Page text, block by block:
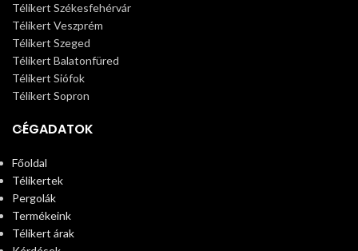
Télikert Székesfehérvár
Télikert Veszprém
Télikert Szeged
Télikert Balatonfüred
Télikert Siófok
Télikert Sopron
CÉGADATOK
Főoldal
Télikertek
Pergolák
Termékeink
Télikert árak